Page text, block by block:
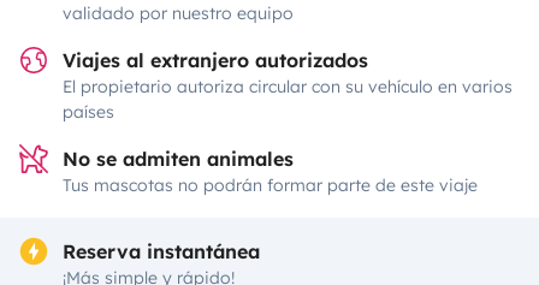
validado por nuestro equipo
Viajes al extranjero autorizados
El propietario autoriza circular con su vehículo en varios
países
No se admiten animales
Tus mascotas no podrán formar parte de este viaje
Reserva instantánea
¡Más simple y rápido!